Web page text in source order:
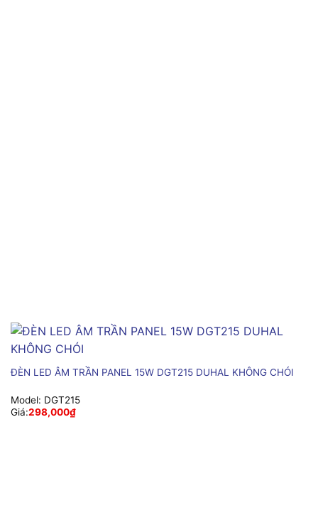
ĐÈN LED ÂM TRẦN PANEL 15W DGT215 DUHAL KHÔNG CHÓI
Model: DGT215
Giá:298,000₫